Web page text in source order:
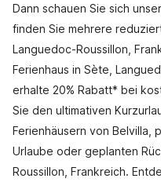
Dann schauen Sie sich
finden Sie mehrere
Languedoc-Roussillon,
Ferienhaus in Sète,
erhalte 20% Rabatt* bei
Sie den ultimativen
Ferienhäusern von Belvilla,
Urlaube oder geplanten
Roussillon, Frankreich.